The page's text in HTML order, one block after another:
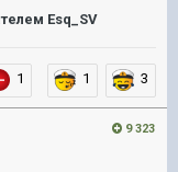
Esq_SV
1 1 3
9 323